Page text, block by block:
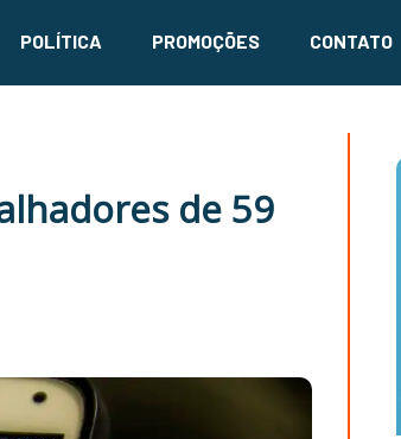
POLÍTICA PROMOÇÕES CONTATO
de 59